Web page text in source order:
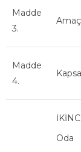
Madde
3.
Amaç
Madde
4.
Oda